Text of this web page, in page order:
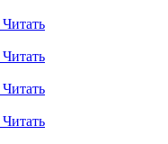
Читать
Читать
Читать
Читать